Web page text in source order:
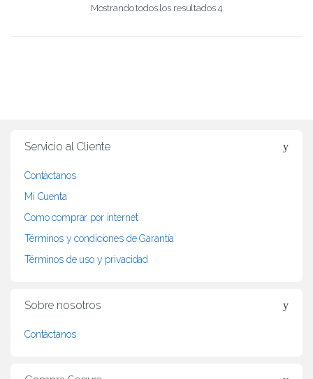
Mostrando todos los resultados 4
Servicio al Cliente
Contáctanos
Mi Cuenta
Como comprar por internet
Términos y condiciones de Garantía
Términos de uso y privacidad
Sobre nosotros
Contáctanos